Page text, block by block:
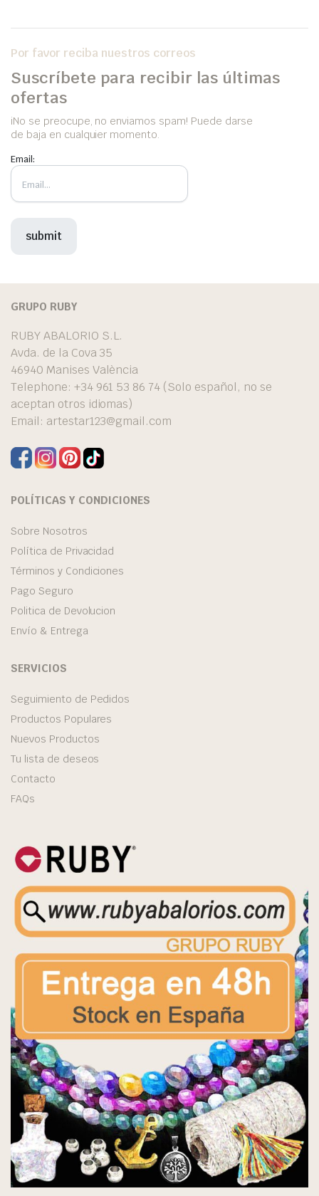
Por favor reciba nuestros correos
Suscríbete para recibir las últimas
ofertas
iNo se preocupe, no enviamos spam! Puede darse
de baja en cualquier momento.
Email:
GRUPO RUBY
RUBY ABALORIO S.L.
Avda. de la Cova 35
46940 Manises València
Telephone: +34 961 53 86 74 (Solo español, no se
aceptan otros idiomas)
Email: artestar123@gmail.com
POLÍTICAS Y CONDICIONES
Sobre Nosotros
Política de Privacidad
Términos y Condiciones
Pago Seguro
Politica de Devolucion
Envío & Entrega
SERVICIOS
Seguimiento de Pedidos
Productos Populares
Nuevos Productos
Tu lista de deseos
Contacto
FAQs